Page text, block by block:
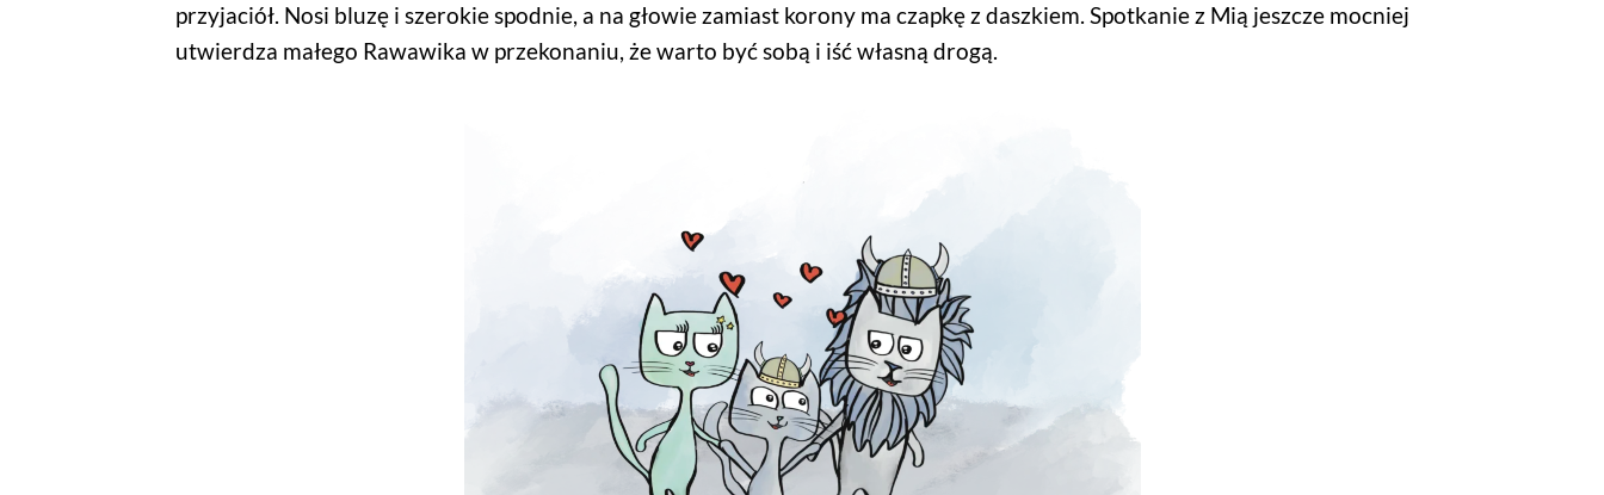
przyjaciół. Nosi bluzę i szerokie spodnie, a na głowie zamiast korony ma czapkę z daszkiem. Spotkanie z Mią jeszcze mocniej
utwierdza małego Rawawika w przekonaniu, że warto być sobą i iść własną drogą.